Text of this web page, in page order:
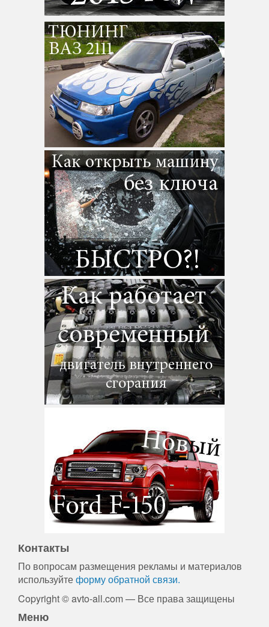
Контакты
По вопросам размещения рекламы и материалов
используйтеформу обратной связи.
Copyright © avto-all.com — Все права защищены
Меню